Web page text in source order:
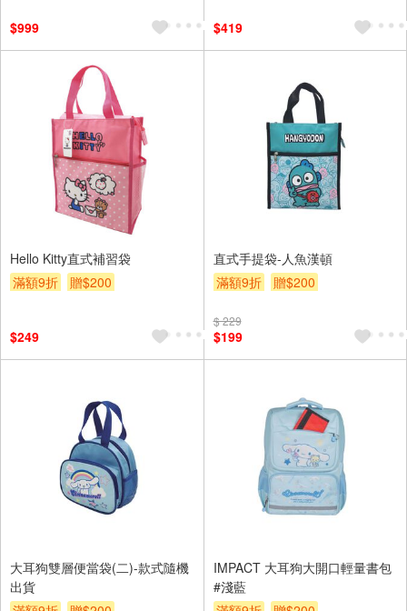
$999 $419
Hello Kitty直式補習袋
滿額9折
贈$200
$249
直式手提袋-人魚漢頓
滿額9折
贈$200
$ 229
$199
大耳狗雙層便當袋(二)-款式隨機
出貨
IMPACT 大耳狗大開口輕量書包
#淺藍